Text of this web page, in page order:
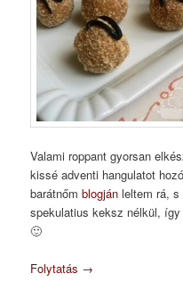
Valami roppant gyorsan
kissé adventi hangulatot
barátnőmblogjánleltem rá, s
spekulatius keksz nélkül,
🙂
Folytatás →